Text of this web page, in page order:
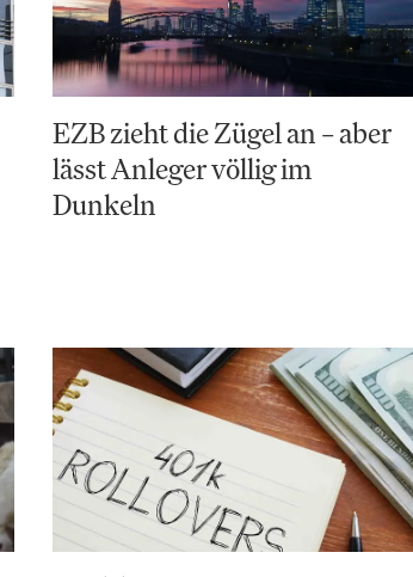
EZB zieht die Zügel an – aber
lässt Anleger völlig im
Dunkeln